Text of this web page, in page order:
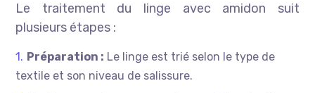
Le traitement du linge avec amidon suit
plusieurs étapes :
Préparation : Le linge est trié selon le type de
textile et son niveau de salissure.